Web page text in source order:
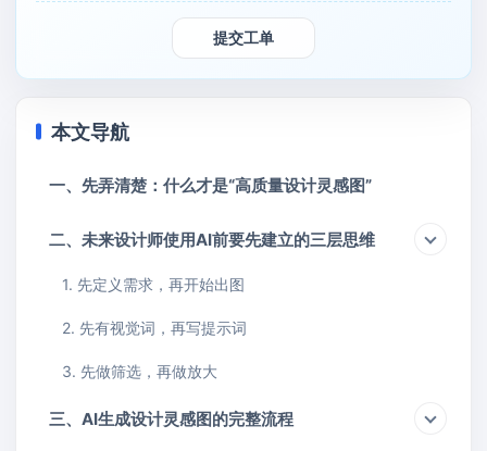
提交工单
本文导航
一、先弄清楚：什么才是“高质量设计灵感图”
二、未来设计师使用AI前要先建立的三层思维
1. 先定义需求，再开始出图
2. 先有视觉词，再写提示词
3. 先做筛选，再做放大
三、AI生成设计灵感图的完整流程